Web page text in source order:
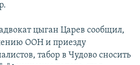
цыган Царев сообщил,
ООН и приезду
табор в Чудово сносить